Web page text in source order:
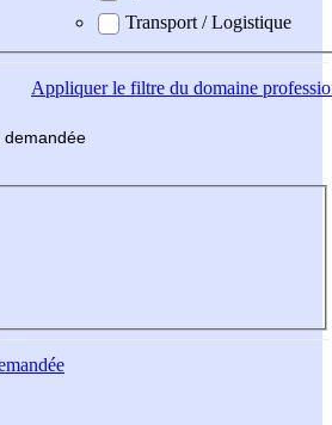
Transport / Logistique
Appliquerle filtre du domaine
demandée